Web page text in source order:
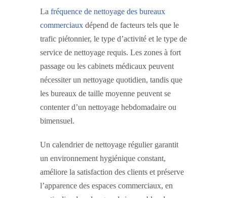
La fréquence de nettoyage des bureaux
commerciaux dépend de facteurs tels que le
trafic piétonnier, le type d’activité et le type de
service de nettoyage requis. Les zones à fort
passage ou les cabinets médicaux peuvent
nécessiter un nettoyage quotidien, tandis que
les bureaux de taille moyenne peuvent se
contenter d’un nettoyage hebdomadaire ou
bimensuel.
Un calendrier de nettoyage régulier garantit
un environnement hygiénique constant,
améliore la satisfaction des clients et préserve
l’apparence des espaces commerciaux, en